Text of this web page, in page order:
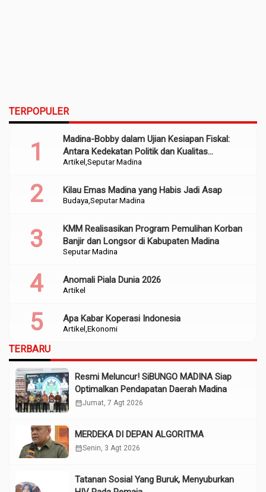
TERPOPULER
Artikel Seputar Madina
Madina-Bobby dalam Ujian Kesiapan Fiskal:
Antara Kedekatan Politik dan Kualitas
Perencanaan
Budaya Seputar Madina
Kilau Emas Madina yang Habis Jadi Asap
Seputar Madina
KMM Realisasikan Program Pemulihan Korban
Banjir dan Longsor di Kabupaten Madina
Artikel
Anomali Piala Dunia 2026
Artikel Ekonomi
Apa Kabar Koperasi Indonesia
TERBARU
Resmi Meluncur! SiBUNGO MADINA Siap
Optimalkan Pendapatan Daerah Madina
calendar_monthJumat, 7 Agt 2026
MERDEKA DI DEPAN ALGORITMA
calendar_monthSenin, 3 Agt 2026
Tatanan Sosial Yang Buruk, Menyuburkan